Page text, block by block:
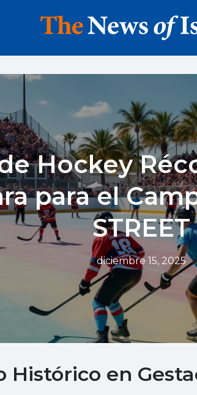
Hockey
para el
STREET
diciembre 15, 2025
Histórico en